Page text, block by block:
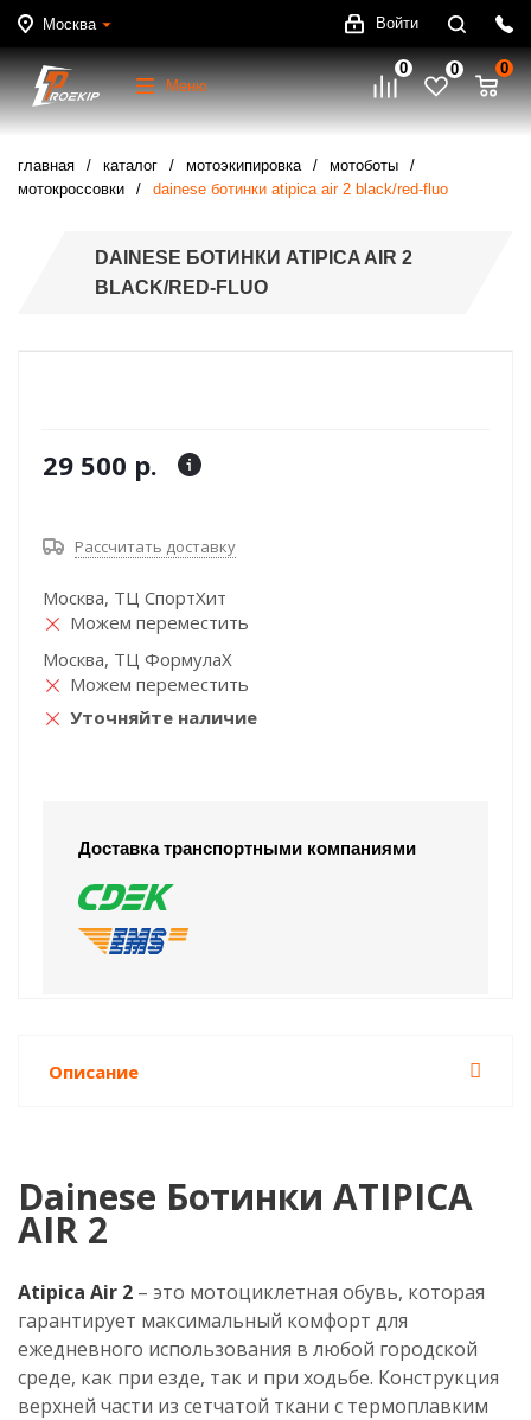
Москва Войти
Меню
0 0 0
главная каталог мотоэкипировка
мотоботы
мотокроссовки
dainese ботинки atipica air 2 black/red-fluo
DAINESE БОТИНКИ ATIPICA AIR 2
BLACK/RED-FLUO
29 500 р.
Рассчитать доставку
Москва, ТЦ СпортХит
Можем переместить
Москва, ТЦ ФормулаХ
Можем переместить
Уточняйте наличие
Доставка транспортными компаниями
Описание
Dainese Ботинки ATIPICA
AIR 2
Atipica Air 2 – это мотоциклетная обувь, которая
гарантирует максимальный комфорт для
ежедневного использования в любой городской
среде, как при езде, так и при ходьбе. Конструкция
верхней части из сетчатой ткани с термоплавким